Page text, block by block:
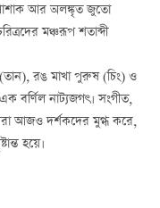
আর অলঙ্কৃত জুতো
মঞ্চরূপ শতাব্দী
(তান), রঙ মাখা পুরুষ (চিং) ও
বর্ণিল নাট্যজগৎ। সংগীত,
আজও দর্শকদের মুগ্ধ করে,
হয়ে।